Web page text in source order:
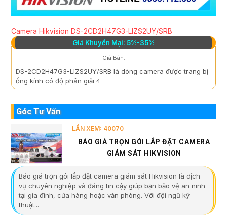
Camera Hikvision DS-2CD2H47G3-LIZS2UY/SRB
Giá Khuyến Mại: 5%-35%
Giá Bán:
DS-2CD2H47G3-LIZS2UY/SRB là dòng camera được trang bị
ống kính có độ phân giải 4
Góc Tư Vấn
LẦN XEM: 40070
BÁO GIÁ TRỌN GÓI LẮP ĐẶT CAMERA
GIÁM SÁT HIKVISION
Báo giá trọn gói lắp đặt camera giám sát Hikvision là dịch
vụ chuyên nghiệp và đáng tin cậy giúp bạn bảo vệ an ninh
tại gia đình, cửa hàng hoặc văn phòng. Với đội ngũ kỹ
thuật...